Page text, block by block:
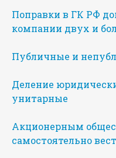
Поправки в ГК РФ
компании двух и
Публичные и
Деление
унитарные
Акционерным
самостоятельно